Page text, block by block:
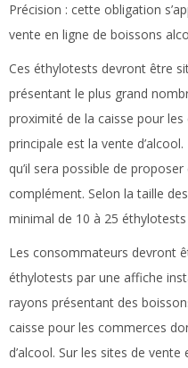
Précision : cette obligation
vente en ligne de boissons
Ces éthylotests devront être
présentant le plus grand
proximité de la caisse pour
principale est la vente
qu’il sera possible de
complément. Selon la taille
minimal de 10 à 25 éthylotests
Les consommateurs devront
éthylotests par une affiche
rayons présentant des
caisse pour les commerces
d’alcool. Sur les sites de